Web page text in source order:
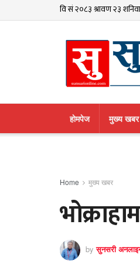
हाेमपेज मुख्य खबर
Home मुख्य खबर
by सुनसरी